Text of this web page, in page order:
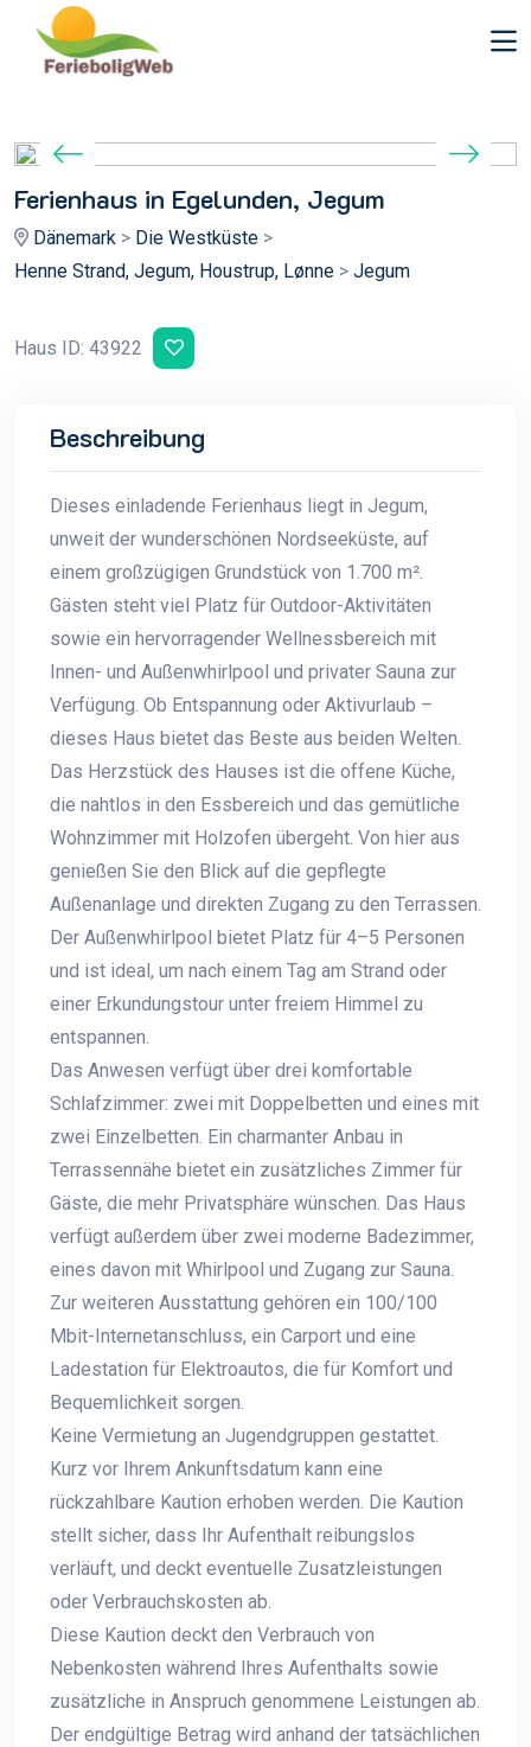
Ferienhaus in Egelunden, Jegum
Dänemark > Die Westküste >
Henne Strand, Jegum, Houstrup, Lønne > Jegum
Haus ID: 43922
Beschreibung
Dieses einladende Ferienhaus liegt in Jegum,
unweit der wunderschönen Nordseeküste, auf
einem großzügigen Grundstück von 1.700 m².
Gästen steht viel Platz für Outdoor-Aktivitäten
sowie ein hervorragender Wellnessbereich mit
Innen- und Außenwhirlpool und privater Sauna zur
Verfügung. Ob Entspannung oder Aktivurlaub –
dieses Haus bietet das Beste aus beiden Welten.
Das Herzstück des Hauses ist die offene Küche,
die nahtlos in den Essbereich und das gemütliche
Wohnzimmer mit Holzofen übergeht. Von hier aus
genießen Sie den Blick auf die gepflegte
Außenanlage und direkten Zugang zu den Terrassen.
Der Außenwhirlpool bietet Platz für 4–5 Personen
und ist ideal, um nach einem Tag am Strand oder
einer Erkundungstour unter freiem Himmel zu
entspannen.
Das Anwesen verfügt über drei komfortable
Schlafzimmer: zwei mit Doppelbetten und eines mit
zwei Einzelbetten. Ein charmanter Anbau in
Terrassennähe bietet ein zusätzliches Zimmer für
Gäste, die mehr Privatsphäre wünschen. Das Haus
verfügt außerdem über zwei moderne Badezimmer,
eines davon mit Whirlpool und Zugang zur Sauna.
Zur weiteren Ausstattung gehören ein 100/100
Mbit-Internetanschluss, ein Carport und eine
Ladestation für Elektroautos, die für Komfort und
Bequemlichkeit sorgen.
Keine Vermietung an Jugendgruppen gestattet.
Kurz vor Ihrem Ankunftsdatum kann eine
rückzahlbare Kaution erhoben werden. Die Kaution
stellt sicher, dass Ihr Aufenthalt reibungslos
verläuft, und deckt eventuelle Zusatzleistungen
oder Verbrauchskosten ab.
Diese Kaution deckt den Verbrauch von
Nebenkosten während Ihres Aufenthalts sowie
zusätzliche in Anspruch genommene Leistungen ab.
Der endgültige Betrag wird anhand der tatsächlichen